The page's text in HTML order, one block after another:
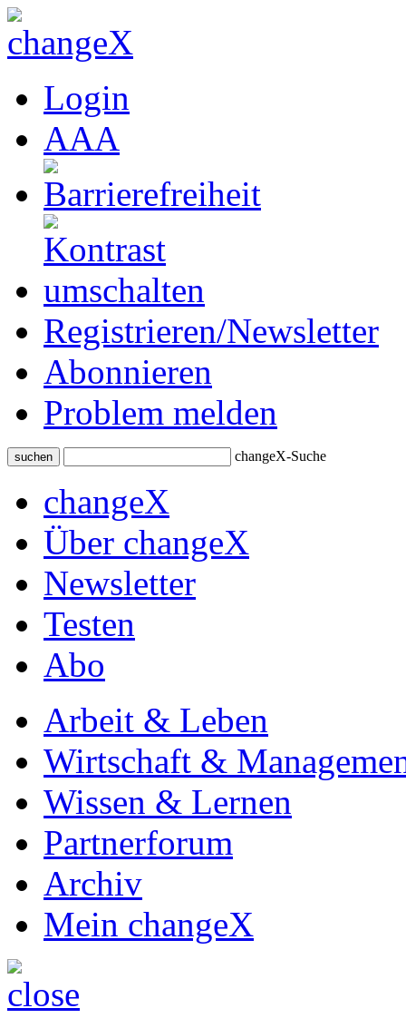
Login
AAA
Registrieren/Newsletter
Abonnieren
Problem melden
suchen changeX-Suche
changeX
Über changeX
Newsletter
Testen
Abo
Arbeit & Leben
Wirtschaft &
Wissen & Lernen
Partnerforum
Archiv
Mein changeX